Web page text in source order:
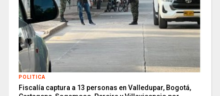
POLITICA
Fiscalía captura a 13 personas en Valledupar, Bogotá,